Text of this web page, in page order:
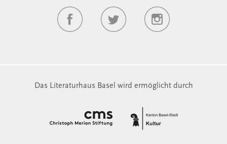
Das Literaturhaus Basel wird ermöglicht durch